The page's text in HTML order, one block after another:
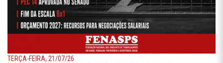
TERÇA-FEIRA, 21/07/26